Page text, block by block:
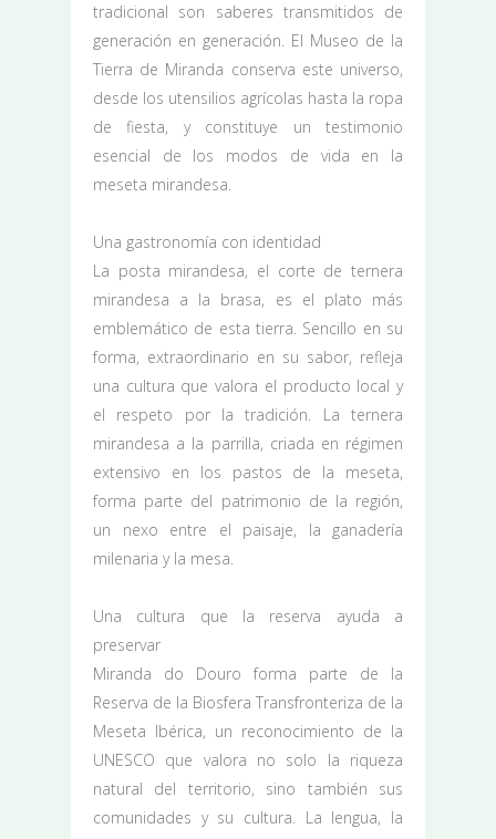
tradicional son saberes transmitidos de
generación en generación. El Museo de la
Tierra de Miranda conserva este universo,
desde los utensilios agrícolas hasta la ropa
de fiesta, y constituye un testimonio
esencial de los modos de vida en la
meseta mirandesa.
Una gastronomía con identidad
La posta mirandesa, el corte de ternera
mirandesa a la brasa, es el plato más
emblemático de esta tierra. Sencillo en su
forma, extraordinario en su sabor, refleja
una cultura que valora el producto local y
el respeto por la tradición. La ternera
mirandesa a la parrilla, criada en régimen
extensivo en los pastos de la meseta,
forma parte del patrimonio de la región,
un nexo entre el paisaje, la ganadería
milenaria y la mesa.
Una cultura que la reserva ayuda a
preservar
Miranda do Douro forma parte de la
Reserva de la Biosfera Transfronteriza de la
Meseta Ibérica, un reconocimiento de la
UNESCO que valora no solo la riqueza
natural del territorio, sino también sus
comunidades y su cultura. La lengua, la